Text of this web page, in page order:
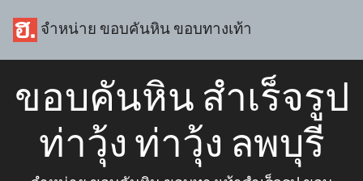
จำหน่าย ขอบคันหิน ขอบทางเท้า
ขอบคันหิน สำเร็จรูป
ท่าวุ้ง ท่าวุ้ง ลพบุรี